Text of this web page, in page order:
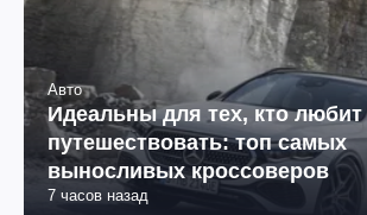
Авто
Идеальны для тех, кто любит
путешествовать: топ самых
выносливых кроссоверов
7 часов назад